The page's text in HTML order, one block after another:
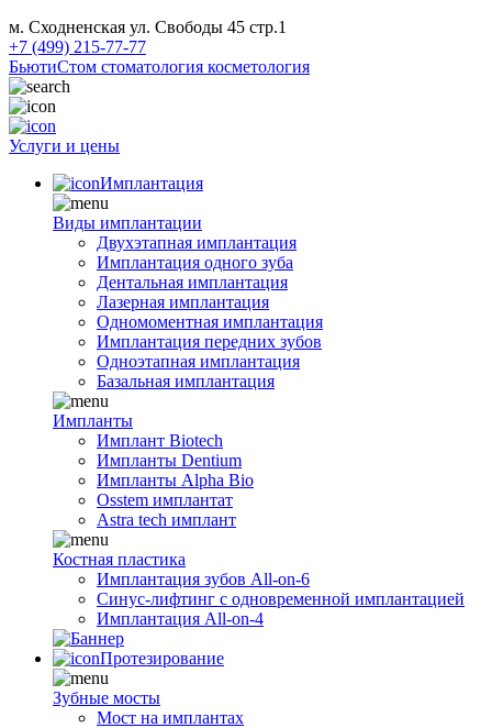
м. Сходненская ул. Свободы 45 стр.1
+7 (499) 215-77-77
БьютиСтом стоматология косметология
Услуги и цены
Имплантация
Виды имплантации
Двухэтапная имплантация
Имплантация одного зуба
Дентальная имплантация
Лазерная имплантация
Одномоментная имплантация
Имплантация передних зубов
Одноэтапная имплантация
Базальная имплантация
Импланты
Имплант Biotech
Импланты Dentium
Импланты Alpha Bio
Osstem имплантат
Astra tech имплант
Костная пластика
Имплантация зубов All-on-6
Синус-лифтинг с одновременной имплантацией
Имплантация All-on-4
Протезирование
Зубные мосты
Мост на имплантах